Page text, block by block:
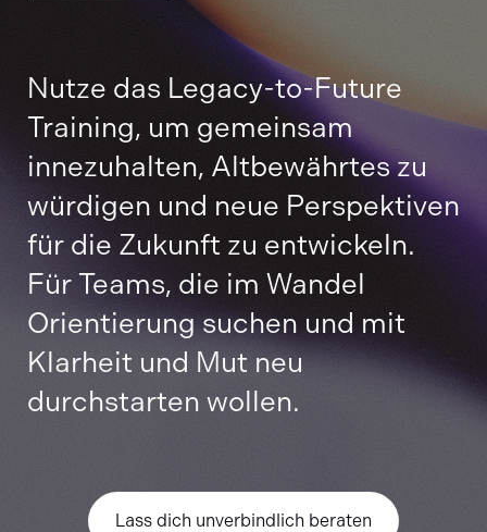
Nutze das Legacy-to-Future
Training, um gemeinsam
innezuhalten, Altbewährtes zu
würdigen und neue Perspektiven
für die Zukunft zu entwickeln.
Für Teams, die im Wandel
Orientierung suchen und mit
Klarheit und Mut neu
durchstarten wollen.
Lass dich unverbindlich beraten